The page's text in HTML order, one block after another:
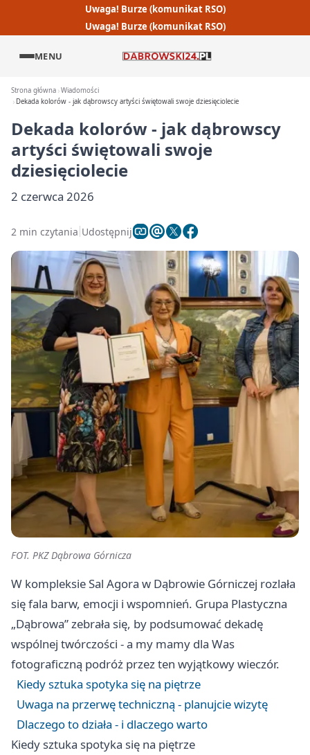
Uwaga! Burze (komunikat RSO)
Uwaga! Burze (komunikat RSO)
MENU
Strona główna Wiadomości
Dekada kolorów - jak dąbrowscy artyści świętowali swoje dziesięciolecie
Dekada kolorów - jak dąbrowscy
artyści świętowali swoje
dziesięciolecie
2 czerwca 2026
2 min czytania Udostępnij
FOT. PKZ Dąbrowa Górnicza
W kompleksie Sal Agora w Dąbrowie Górniczej rozlała
się fala barw, emocji i wspomnień. Grupa Plastyczna
„Dąbrowa” zebrała się, by podsumować dekadę
wspólnej twórczości - a my mamy dla Was
fotograficzną podróż przez ten wyjątkowy wieczór.
Kiedy sztuka spotyka się na piętrze
Uwaga na przerwę techniczną - planujcie wizytę
Dlaczego to działa - i dlaczego warto
Kiedy sztuka spotyka się na piętrze